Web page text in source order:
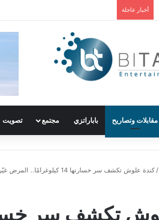
أخبار عاجلة
مقابلات وتصاريح باباراتزي مجتمع تصويت
/ كندة علوش تكشف سر خسارتها 14 كيلوغرامًا.. المرض غيّر حياتها